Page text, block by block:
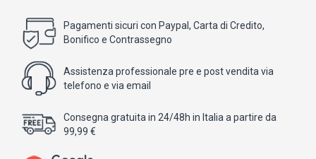
Pagamenti sicuri con Paypal, Carta di Credito,
Bonifico e Contrassegno
Assistenza professionale pre e post vendita via
telefono e via email
Consegna gratuita in 24/48h in Italia a partire da
99,99 €